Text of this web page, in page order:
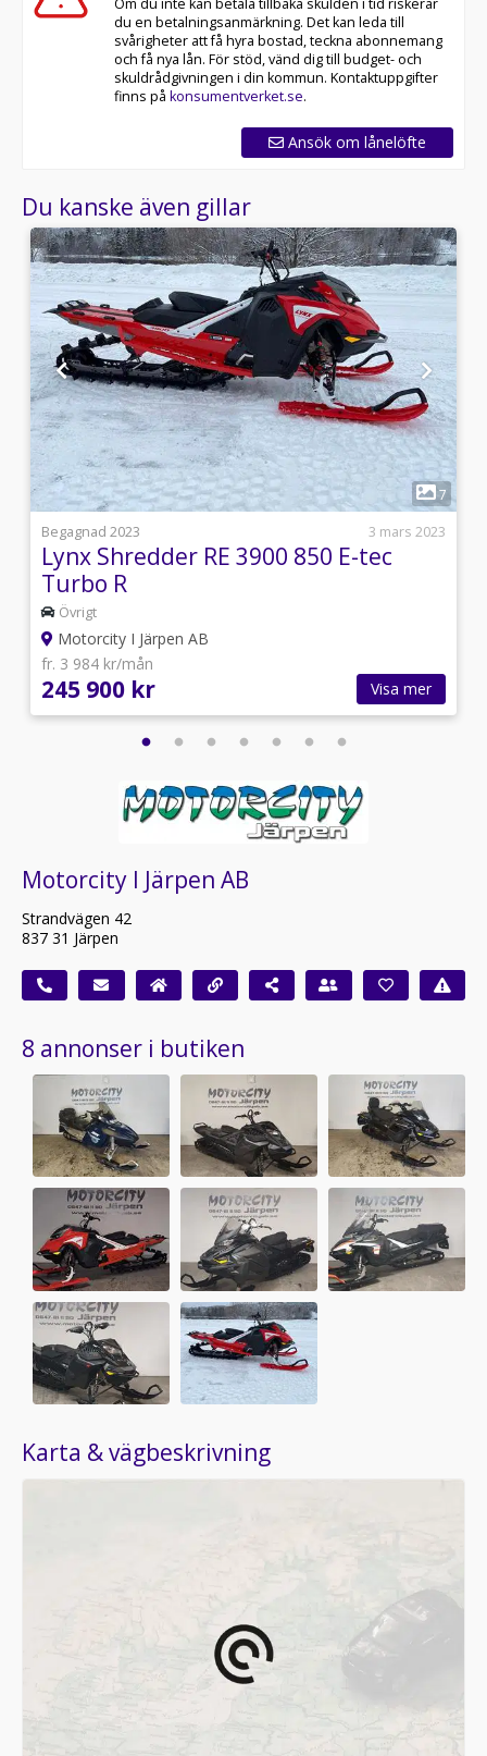
du en betalningsanmärkning. Det kan leda till
svårigheter att få hyra bostad, teckna abonnemang
och få nya lån. För stöd, vänd dig till budget- och
skuldrådgivningen i din kommun. Kontaktuppgifter
finns på konsumentverket.se.
Ansök om lånelöfte
Du kanske även gillar
1
7
Begagnad 2023
3 mars 2023
Lynx Shredder RE 3900 850 E-tec
Turbo R
Övrigt
Motorcity I Järpen AB
fr. 3 984 kr/mån
245 900 kr Visa mer
Motorcity I Järpen AB
Strandvägen 42
837 31 Järpen
8 annonser i butiken
Karta & vägbeskrivning